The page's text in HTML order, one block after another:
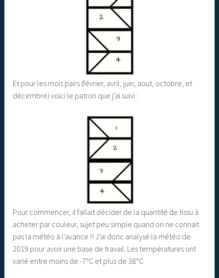
Et pour les mois pairs (février, avril, juin, aout, octobre, et
décembre) voici le patron que j’ai suivi :
Pour commencer, il fallait décider de la quantité de tissu à
acheter par couleur, sujet peu simple quand on ne connait
pas la météo à l’avance !! J’ai donc analysé la météo de
2019 pour avoir une base de travail. Les températures ont
varié entre moins de -7°C et plus de 38°C